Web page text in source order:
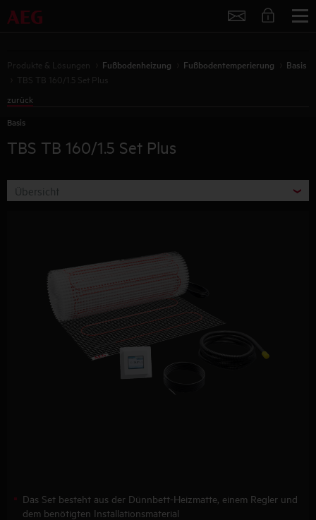
Service
Produkte & Lösungen Fußbodenheizung Fußbodentemperierung Basis
TBS TB 160/1.5 Set Plus
zurück
Basis
TBS TB 160/1.5 Set Plus
Übersicht
Das Set besteht aus der Dünnbett-Heizmatte, einem Regler und
dem benötigten Installationsmaterial